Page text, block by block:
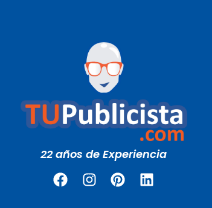
22 años de Experiencia